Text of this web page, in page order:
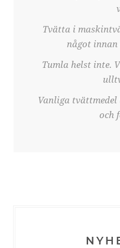
Tvätta i
något innan
Tumla helst inte.
Vanliga
och